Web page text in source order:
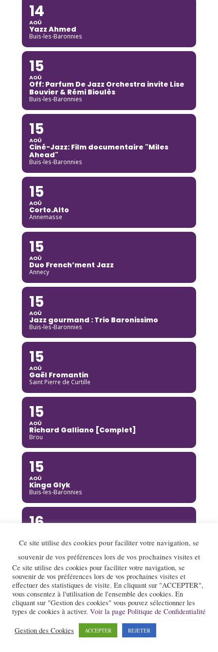
14
AOÛ
Yazz Ahmed
Buis-les-Baronnies
15
AOÛ
Off: Parfum De Jazz Orchestra invite Lise
Bouvier & Rémi Bioulès
Buis-les-Baronnies
15
AOÛ
Ciné-Jazz: Film documentaire "Miles
Ahead"
Buis-les-Baronnies
15
AOÛ
Corto.Alto
Annemasse
15
AOÛ
Duo French’ment Jazz
Annecy
15
AOÛ
Jazz gourmand : Trio Baronissimo
Buis-les-Baronnies
15
AOÛ
Gaël Fromantin
Saint Pierre de Curtille
15
AOÛ
Richard Galliano [Complet]
Brou
15
AOÛ
Kinga Glyk
Buis-les-Baronnies
16
Hot Club de Boukravie
Valence
16
AOÛ
The Franc Connection Quintet
Saint-Pierre-sur-Doux
17
Ce site utilise des cookies pour faciliter votre navigation, se
souvenir de vos préférences lors de vos prochaines visites et
Ce site utilise des cookies pour faciliter votre navigation, se
souvenir de vos préférences lors de vos prochaines visites et
effectuer des statistiques de visite. En cliquant sur "ACCEPTER",
vous consentez à l'utilisation de l'ensemble des cookies. En
cliquant sur "Gestion des cookies" vous pouvez sélectionner les
types de cookies à activer. Voir la page Politique de Confidentialité
Gestion des Cookies ACCEPTER REJETER